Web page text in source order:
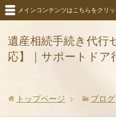
遺産相続手続き代行
応】｜サポートドア
メインコンテンツはこちらをクリ
トップページ ブログ